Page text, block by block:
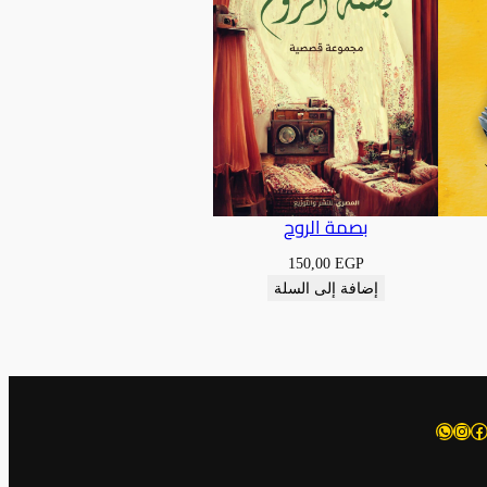
بصمة الروح
150,00 EGP
إضافة إلى السلة
إنستجرام
واتساب